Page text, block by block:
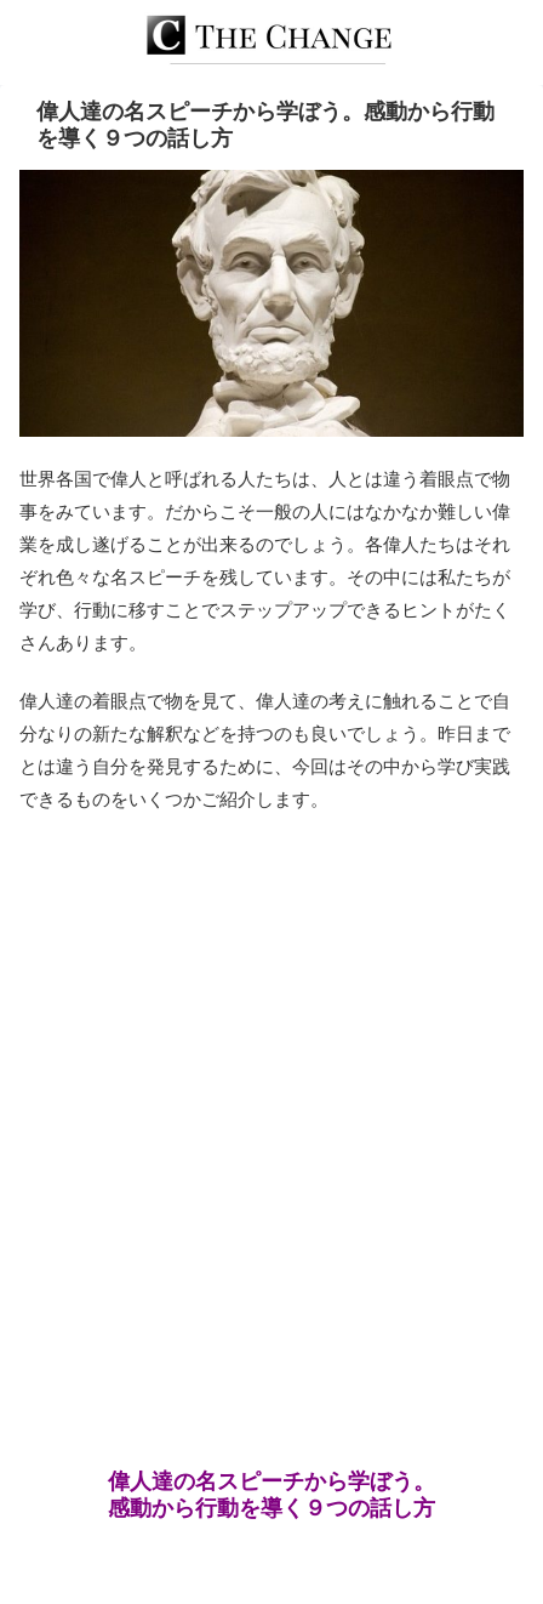
偉人達の名スピーチから学ぼう。感動から行動
を導く９つの話し方
世界各国で偉人と呼ばれる人たちは、人とは違う着眼点で物
事をみています。だからこそ一般の人にはなかなか難しい偉
業を成し遂げることが出来るのでしょう。各偉人たちはそれ
ぞれ色々な名スピーチを残しています。その中には私たちが
学び、行動に移すことでステップアップできるヒントがたく
さんあります。
偉人達の着眼点で物を見て、偉人達の考えに触れることで自
分なりの新たな解釈などを持つのも良いでしょう。昨日まで
とは違う自分を発見するために、今回はその中から学び実践
できるものをいくつかご紹介します。
偉人達の名スピーチから学ぼう。
感動から行動を導く９つの話し方